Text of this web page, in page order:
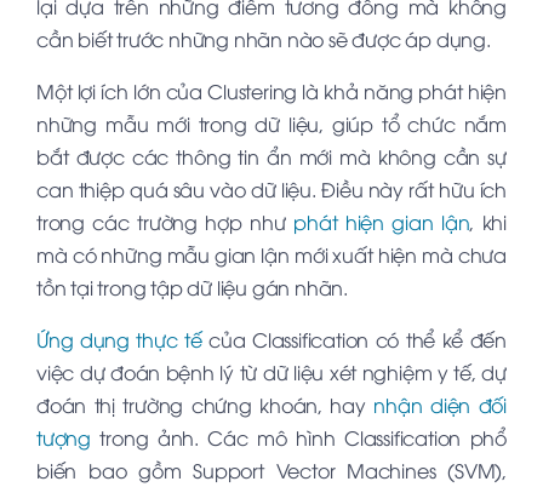
lại dựa trên những điểm tương đồng mà không
cần biết trước những nhãn nào sẽ được áp dụng.
Một lợi ích lớn của Clustering là khả năng phát hiện
những mẫu mới trong dữ liệu, giúp tổ chức nắm
bắt được các thông tin ẩn mới mà không cần sự
can thiệp quá sâu vào dữ liệu. Điều này rất hữu ích
trong các trường hợp như phát hiện gian lận, khi
mà có những mẫu gian lận mới xuất hiện mà chưa
tồn tại trong tập dữ liệu gán nhãn.
Ứng dụng thực tếcủa Classification có thể kể đến
việc dự đoán bệnh lý từ dữ liệu xét nghiệm y tế, dự
đoán thị trường chứng khoán, hay nhận diện đối
tượng trong ảnh. Các mô hình Classification phổ
biến bao gồm Support Vector Machines (SVM),